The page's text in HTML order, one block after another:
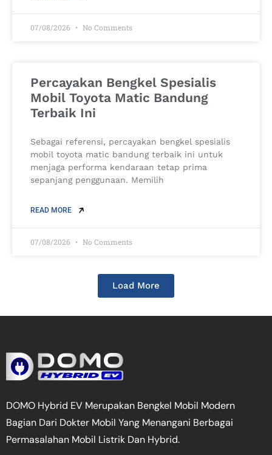
07/08/2026 No Comments
Percayakan Bengkel Spesialis
Mobil Toyota Matic Bandung
Terbaik Ini
Sebagai referensi, percayakan bengkel spesialis
mobil toyota matic bandung terbaik ini untuk
menjaga performa kendaraan tetap prima
sepanjang penggunaan. Memilih
READ MORE
07/08/2026 No Comments
Load More
DOMO Hybrid EV Merupakan Bengkel Mobil Modern
Bagian Dari Dokter Mobil Yang Menangani Berbagai
Permasalahan Mobil Listrik Dan Hybrid.